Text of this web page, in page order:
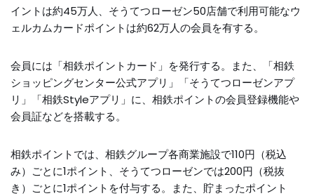
イントは約45万人、そうてつローゼン50店舗で利用可能なウ
ェルカムカードポイントは約62万人の会員を有する。
会員には「相鉄ポイントカード」を発行する。また、「相鉄
ショッピングセンター公式アプリ」「そうてつローゼンアプ
リ」「相鉄Styleアプリ」に、相鉄ポイントの会員登録機能や
会員証などを搭載する。
相鉄ポイントでは、相鉄グループ各商業施設で110円（税込
み）ごとに1ポイント、そうてつローゼンでは200円（税抜
き）ごとに1ポイントを付与する。また、貯まったポイント